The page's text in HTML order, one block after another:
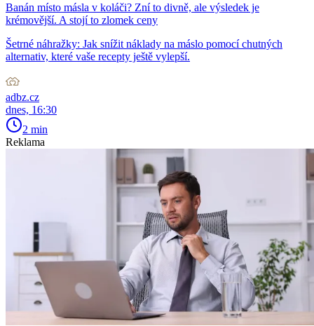
Banán místo másla v koláči? Zní to divně, ale výsledek je
krémovější. A stojí to zlomek ceny
Šetrné náhražky: Jak snížit náklady na máslo pomocí chutných
alternativ, které vaše recepty ještě vylepší.
adbz.cz
dnes, 16:30
2 min
Reklama